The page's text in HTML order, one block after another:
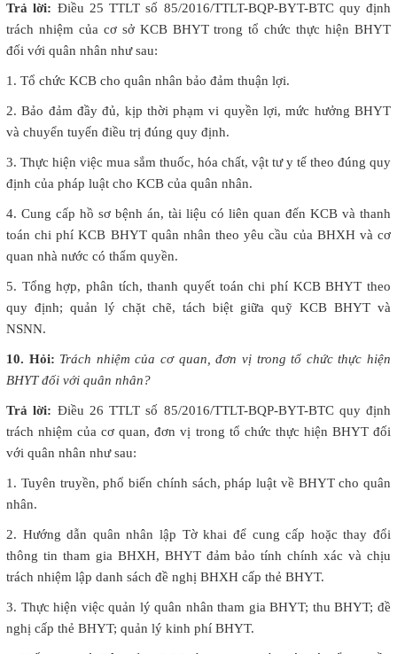
Trả lời: Điều 25 TTLT số 85/2016/TTLT-BQP-BYT-BTC quy định
trách nhiệm của cơ sở KCB BHYT trong tổ chức thực hiện BHYT
đối với quân nhân như sau:
1. Tổ chức KCB cho quân nhân bảo đảm thuận lợi.
2. Bảo đảm đầy đủ, kịp thời phạm vi quyền lợi, mức hưởng BHYT
và chuyển tuyến điều trị đúng quy định.
3. Thực hiện việc mua sắm thuốc, hóa chất, vật tư y tế theo đúng quy
định của pháp luật cho KCB của quân nhân.
4. Cung cấp hồ sơ bệnh án, tài liệu có liên quan đến KCB và thanh
toán chi phí KCB BHYT quân nhân theo yêu cầu của BHXH và cơ
quan nhà nước có thẩm quyền.
5. Tổng hợp, phân tích, thanh quyết toán chi phí KCB BHYT theo
quy định; quản lý chặt chẽ, tách biệt giữa quỹ KCB BHYT và
NSNN.
10. Hỏi: Trách nhiệm của cơ quan, đơn vị trong tổ chức thực hiện
BHYT đối với quân nhân?
Trả lời: Điều 26 TTLT số 85/2016/TTLT-BQP-BYT-BTC quy định
trách nhiệm của cơ quan, đơn vị trong tổ chức thực hiện BHYT đối
với quân nhân như sau:
1. Tuyên truyền, phổ biến chính sách, pháp luật về BHYT cho quân
nhân.
2. Hướng dẫn quân nhân lập Tờ khai để cung cấp hoặc thay đổi
thông tin tham gia BHXH, BHYT đảm bảo tính chính xác và chịu
trách nhiệm lập danh sách đề nghị BHXH cấp thẻ BHYT.
3. Thực hiện việc quản lý quân nhân tham gia BHYT; thu BHYT; đề
nghị cấp thẻ BHYT; quản lý kinh phí BHYT.